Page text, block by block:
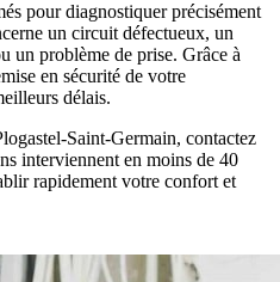
pour diagnostiquer précisément
un circuit défectueux, un
un problème de prise. Grâce à
en sécurité de votre
délais.
Saint-Germain, contactez
interviennent en moins de 40
rapidement votre confort et